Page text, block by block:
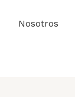
Nosotros